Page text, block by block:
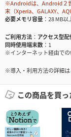
※Androidは、Android２
末（Xperia、GALAXY、
必要メモリ容量
28 MB以
ご利用方法
アクセス型配
同時使用端末数
1
※インターネット経由での
※導入・利用方法の詳細は
この商品を買っ